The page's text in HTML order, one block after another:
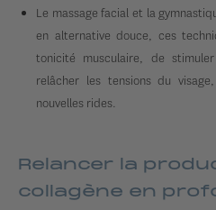
Le massage facial et la
en alternative douce, ces
tonicité musculaire, de
relâcher les tensions du
nouvelles rides.
Relancer la
collagène en